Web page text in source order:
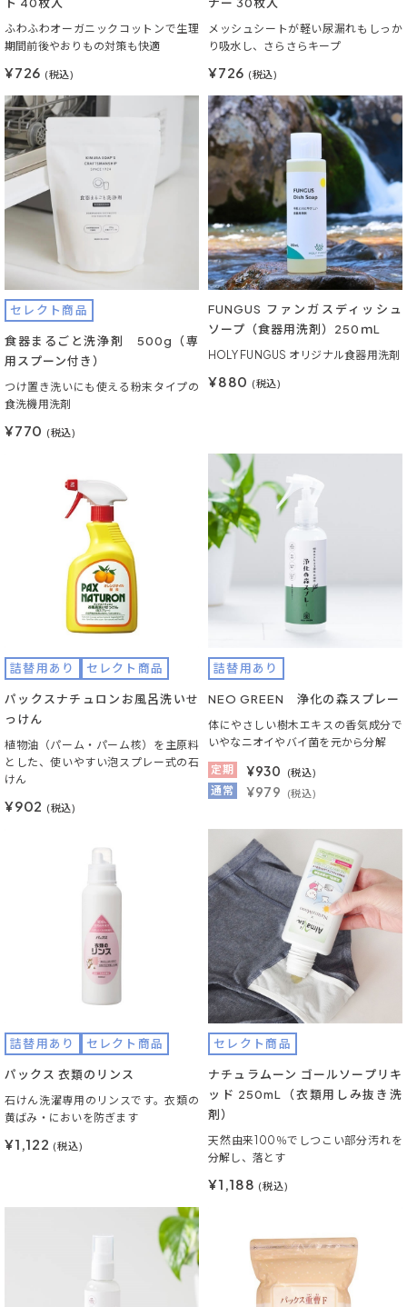
ふわふわオーガニックコットンで生理
期間前後やおりもの対策も快適
¥726 (税込)
メッシュシートが軽い尿漏れもしっか
り吸水し、さらさらキープ
¥726 (税込)
セレクト商品
食器まるごと洗浄剤 500g（専
用スプーン付き）
つけ置き洗いにも使える粉末タイプの
食洗機用洗剤
¥770 (税込)
FUNGUS ファンガスディッシュ
ソープ（食器用洗剤）250ｍL
HOLY FUNGUS オリジナル食器用洗剤
¥880 (税込)
詰替用あり セレクト商品
パックスナチュロンお風呂洗いせ
っけん
植物油（パーム・パーム核）を主原料
とした、使いやすい泡スプレー式の石
けん
¥902 (税込)
詰替用あり
NEO GREEN 浄化の森スプレー
体にやさしい樹木エキスの香気成分で
いやなニオイやバイ菌を元から分解
定期
¥930 (税込)
通常 ¥979 (税込)
詰替用あり セレクト商品
パックス 衣類のリンス
石けん洗濯専用のリンスです。衣類の
黄ばみ・においを防ぎます
¥1,122 (税込)
セレクト商品
ナチュラムーン ゴールソープリキ
ッド 250mL（衣類用しみ抜き洗
剤）
天然由来100％でしつこい部分汚れを
分解し、落とす
¥1,188 (税込)